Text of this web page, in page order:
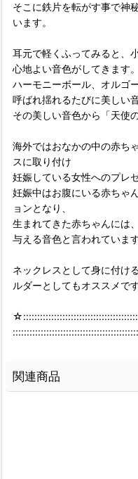
そこに鉄片を転がす事で神
います。
耳元で軽くふってみると、
心地よい音色がしてきます。
ハーモニーボール、オルゴ
呼ばれ揺れるたびに美しい
その美しい音色から「天使
海外ではおなかの中の赤ち
スに取り付け
妊娠している女性へのプレ
妊娠中はお腹にいる赤ちゃ
ョンとなり、
生まれてきた赤ちゃんには
与える音色と言われています
ネックレスとして身に付け
ルダーとしてもオススメです
関連商品